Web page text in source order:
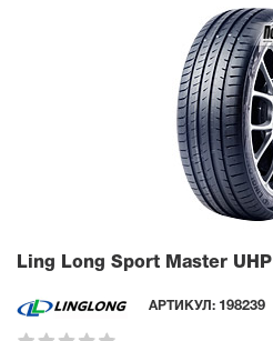
Ling Long Sport Master UHP
АРТИКУЛ: 198239